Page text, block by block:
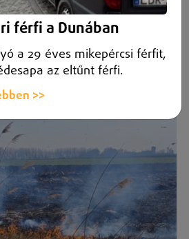
férfi a Dunában
a 29 éves mikepércsi férfit,
az eltűnt férfi.
>>